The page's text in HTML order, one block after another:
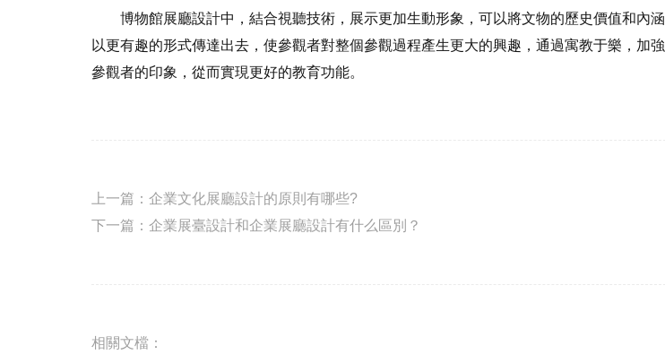
博物館展廳設計中，結合視聽技術，展示更加生動形象，可以將文物的歷史價值和內涵
以更有趣的形式傳達出去，使參觀者對整個參觀過程產生更大的興趣，通過寓教于樂，加強
參觀者的印象，從而實現更好的教育功能。
上一篇： 企業文化展廳設計的原則有哪些?
下一篇： 企業展臺設計和企業展廳設計有什么區別？
相關文檔：